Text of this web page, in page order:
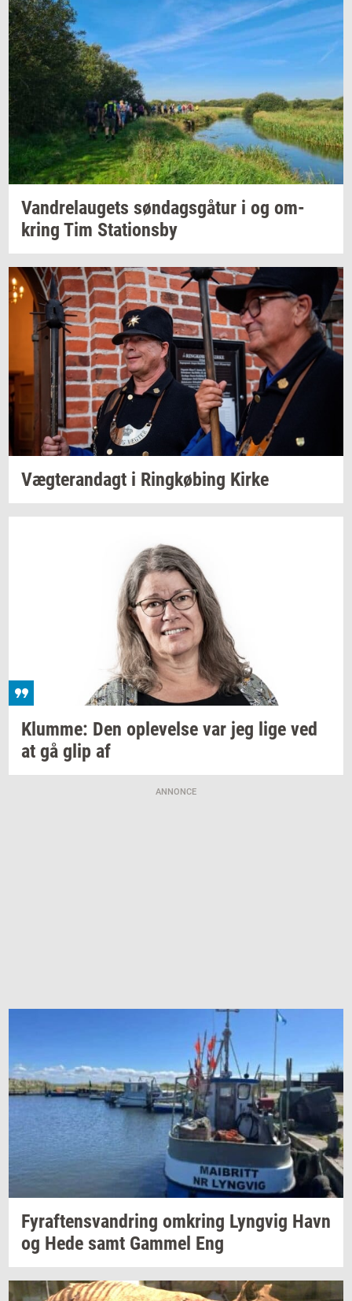
Van­d­re­lau­gets søn­dags­gå­tur i og om­
kring Tim Sta­tions­by
Væg­te­ran­dagt i Ring­kø­bing Kirke
Klum­me: Den op­le­vel­se var jeg lige ved
at gå glip af
ANNONCE
Fyraf­tensvan­dring om­kring Lyng­vig Havn
og Hede samt Gam­mel Eng